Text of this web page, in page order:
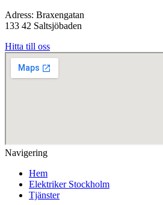
Adress: Braxengatan
133 42 Saltsjöbaden
Hitta till oss
Navigering
Hem
Elektriker Stockholm
Tjänster